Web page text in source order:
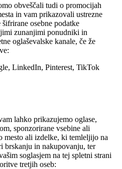
obveščali tudi o promocijah
in vam prikazovali ustrezne
osebne podatke
zunanjimi ponudniki in
oglaševalske kanale, če že
LinkedIn, Pinterest, TikTok
lahko prikazujemo oglase,
sponzorirane vsebine ali
mesto ali izdelke, ki temleljijo na
brskanju in nakupovanju, ter
soglasjem na tej spletni strani
tretjih oseb: